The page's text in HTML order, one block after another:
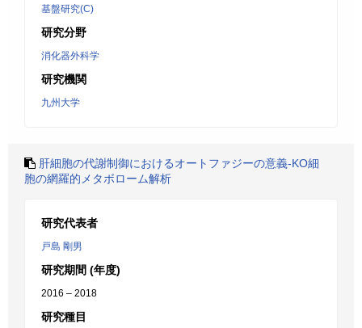
基盤研究(C)
研究分野
消化器外科学
研究機関
九州大学
肝細胞の代謝制御におけるオートファジーの意義-KO細
胞の網羅的メタボローム解析
研究代表者
戸島 剛男
研究期間 (年度)
2016 – 2018
研究種目